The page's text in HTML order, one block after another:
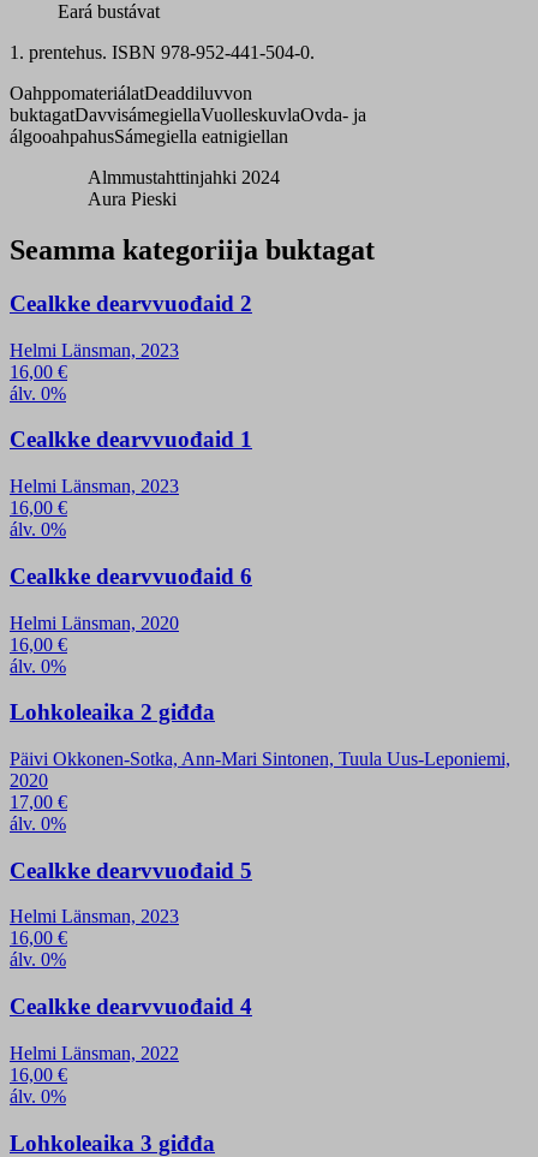
Eará bustávat
1. prentehus. ISBN 978-952-441-504-0.
OahppomateriálatDeaddiluvvon
buktagatDavvisámegiellaVuolleskuvlaOvda- ja
álgooahpahusSámegiella eatnigiellan
Almmustahttinjahki 2024
Aura Pieski
Seamma kategoriija buktagat
Cealkke dearvvuođaid 2
Helmi Länsman, 2023
16,00 €
álv. 0%
Cealkke dearvvuođaid 1
Helmi Länsman, 2023
16,00 €
álv. 0%
Cealkke dearvvuođaid 6
Helmi Länsman, 2020
16,00 €
álv. 0%
Lohkoleaika 2 giđđa
Päivi Okkonen-Sotka, Ann-Mari Sintonen, Tuula Uus-Leponiemi,
2020
17,00 €
álv. 0%
Cealkke dearvvuođaid 5
Helmi Länsman, 2023
16,00 €
álv. 0%
Cealkke dearvvuođaid 4
Helmi Länsman, 2022
16,00 €
álv. 0%
Lohkoleaika 3 giđđa